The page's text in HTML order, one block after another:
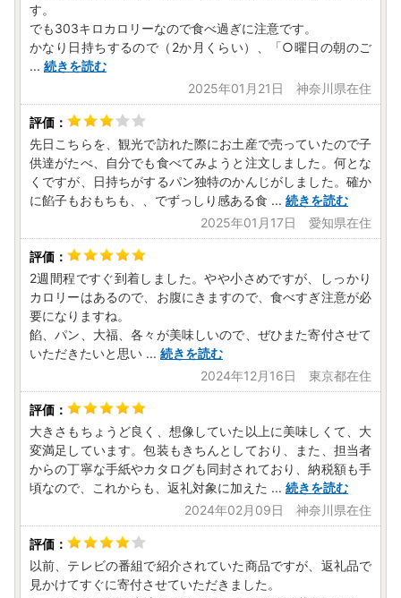
す。
でも303キロカロリーなので食べ過ぎに注意です。
かなり日持ちするので（2か月くらい）、「○曜日の朝のご
... 続きを読む
2025年01月21日 神奈川県在住
先日こちらを、観光で訪れた際にお土産で売っていたので子
供達がたべ、自分でも食べてみようと注文しました。何とな
くですが、日持ちがするパン独特のかんじがしました。確か
に餡子もおもちも、、でずっしり感ある食 ... 続きを読む
2025年01月17日 愛知県在住
2週間程ですぐ到着しました。やや小さめですが、しっかり
カロリーはあるので、お腹にきますので、食べすぎ注意が必
要になりますね。
餡、パン、大福、各々が美味しいので、ぜひまた寄付させて
いただきたいと思い ... 続きを読む
2024年12月16日 東京都在住
大きさもちょうど良く、想像していた以上に美味しくて、大
変満足しています。包装もきちんとしており、また、担当者
からの丁寧な手紙やカタログも同封されており、納税額も手
頃なので、これからも、返礼対象に加えた ... 続きを読む
2024年02月09日 神奈川県在住
以前、テレビの番組で紹介されていた商品ですが、返礼品で
見かけてすぐに寄付させていただきました。